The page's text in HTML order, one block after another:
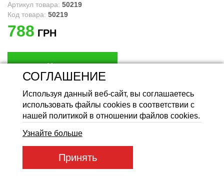
Артикул товара: 50219
Код товара: 50219
788 ГРН
Купить
СОГЛАШЕНИЕ
Используя данный веб-сайт, вы соглашаетесь
использовать файлы cookies в соответствии с
нашей политикой в отношении файлов cookies.
Узнайте больше
Принять